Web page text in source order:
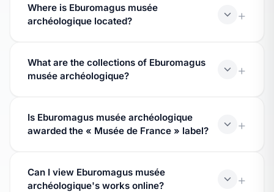
Where is Eburomagus musée
archéologique located?
Bram, in the Aude department. Check the museum's
record for the full address and contact details.
What are the collections of Eburomagus
musée archéologique?
listed in the Culture Ministry's Museofile database.
Visit the museum's page to see the themed areas
Is Eburomagus musée archéologique
awarded the « Musée de France » label?
Musée de France » label awarded by the Culture
Ministry, which guarantees the quality and
Can I view Eburomagus musée
archéologique's works online?